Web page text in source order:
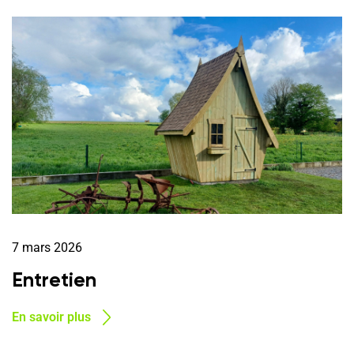
7 mars 2026
Entretien
En savoir plus